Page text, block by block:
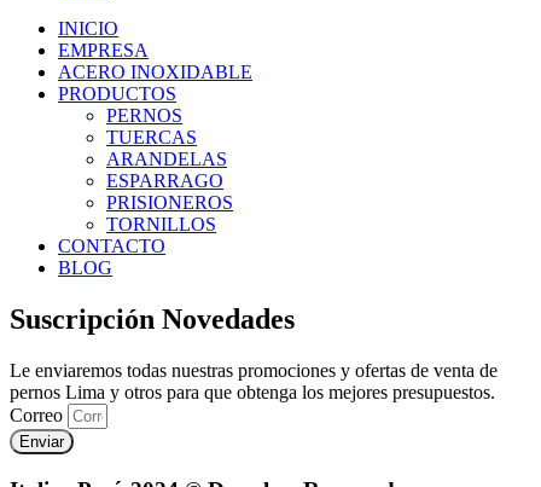
INICIO
EMPRESA
ACERO INOXIDABLE
PRODUCTOS
PERNOS
TUERCAS
ARANDELAS
ESPARRAGO
PRISIONEROS
TORNILLOS
CONTACTO
BLOG
Suscripción Novedades
Le enviaremos todas nuestras promociones y ofertas de venta de
pernos Lima y otros para que obtenga los mejores presupuestos.
Correo
Enviar